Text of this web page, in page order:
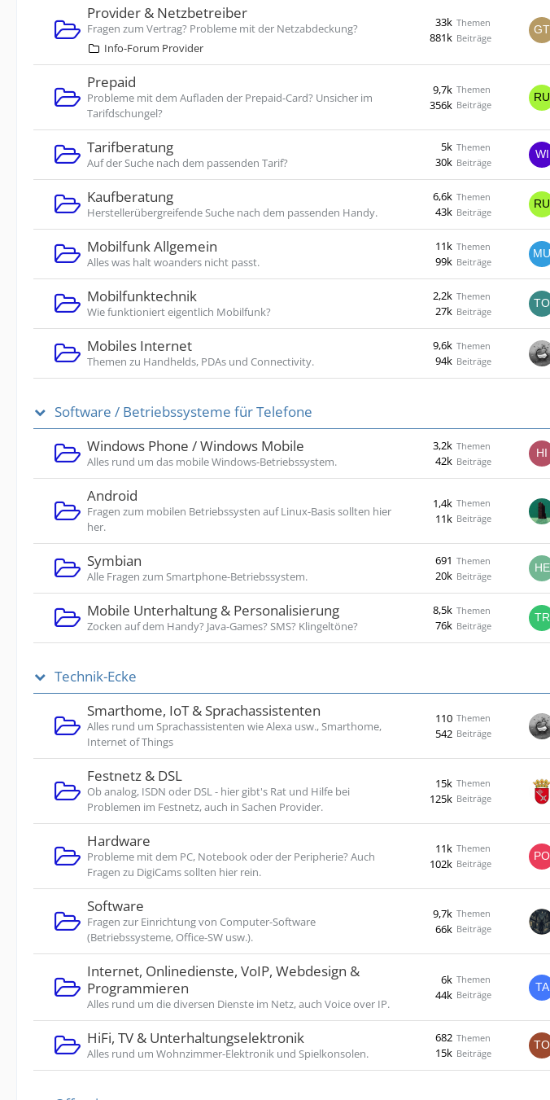
Provider & Netzbetreiber
Fragen zum Vertrag? Probleme mit der Netzabdeckung?
Info-Forum Provider
Themen
33k
Beiträge
881k
Prepaid
Probleme mit dem Aufladen der Prepaid-Card? Unsicher im
Tarifdschungel?
Themen
9,7k
Beiträge
356k
Tarifberatung
Auf der Suche nach dem passenden Tarif?
Themen
5k
Beiträge
30k
Kaufberatung
Herstellerübergreifende Suche nach dem passenden Handy.
Themen
6,6k
Beiträge
43k
Mobilfunk Allgemein
Alles was halt woanders nicht passt.
Themen
11k
Beiträge
99k
Mobilfunktechnik
Wie funktioniert eigentlich Mobilfunk?
Themen
2,2k
Beiträge
27k
Mobiles Internet
Themen zu Handhelds, PDAs und Connectivity.
Themen
9,6k
Beiträge
94k
Software / Betriebssysteme für Telefone
Windows Phone / Windows Mobile
Alles rund um das mobile Windows-Betriebssystem.
Themen
3,2k
Beiträge
42k
Android
Fragen zum mobilen Betriebssysten auf Linux-Basis sollten hier
her.
Themen
1,4k
Beiträge
11k
Symbian
Alle Fragen zum Smartphone-Betriebssystem.
Themen
691
Beiträge
20k
Mobile Unterhaltung & Personalisierung
Zocken auf dem Handy? Java-Games? SMS? Klingeltöne?
Themen
8,5k
Beiträge
76k
Technik-Ecke
Smarthome, IoT & Sprachassistenten
Alles rund um Sprachassistenten wie Alexa usw., Smarthome,
Internet of Things
Themen
110
Beiträge
542
Festnetz & DSL
Ob analog, ISDN oder DSL - hier gibt's Rat und Hilfe bei
Problemen im Festnetz, auch in Sachen Provider.
Themen
15k
Beiträge
125k
Hardware
Probleme mit dem PC, Notebook oder der Peripherie? Auch
Fragen zu DigiCams sollten hier rein.
Themen
11k
Beiträge
102k
Software
Fragen zur Einrichtung von Computer-Software
(Betriebssysteme, Office-SW usw.).
Themen
9,7k
Beiträge
66k
Internet, Onlinedienste, VoIP, Webdesign &
Programmieren
Alles rund um die diversen Dienste im Netz, auch Voice over IP.
Themen
6k
Beiträge
44k
HiFi, TV & Unterhaltungselektronik
Alles rund um Wohnzimmer-Elektronik und Spielkonsolen.
Themen
682
Beiträge
15k